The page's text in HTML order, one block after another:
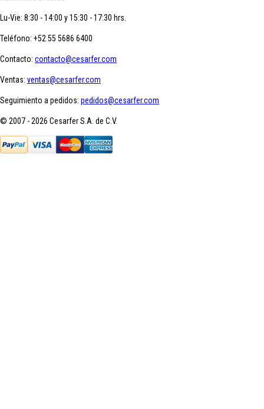
Lu-Vie: 8:30 - 14:00 y 15:30 - 17:30 hrs.
Teléfono: +52 55 5686 6400
Contacto: contacto@cesarfer.com
Ventas: ventas@cesarfer.com
Seguimiento a pedidos: pedidos@cesarfer.com
© 2007 - 2026 Cesarfer S.A. de C.V.